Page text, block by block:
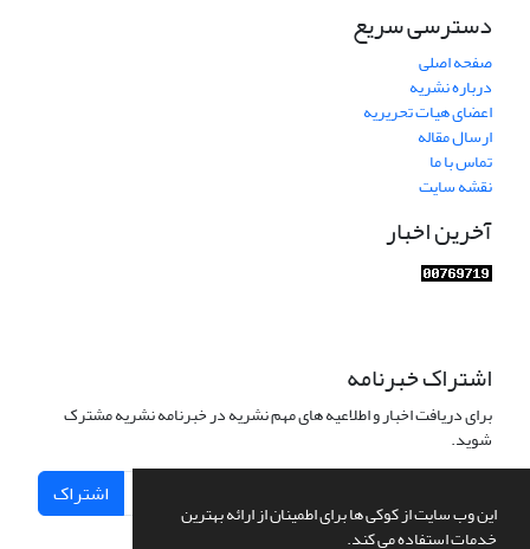
این وب سایت از کوکی ها برای اطمینان از ارائه بهترین
خدمات استفاده می کند.
دسترسی سریع
صفحه اصلی
درباره نشریه
اعضای هیات تحریریه
ارسال مقاله
تماس با ما
نقشه سایت
آخرین اخبار
اشتراک خبرنامه
برای دریافت اخبار و اطلاعیه های مهم نشریه در خبرنامه نشریه مشترک
شوید.
اشتراک